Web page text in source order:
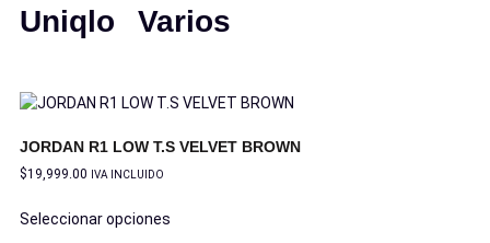
Uniqlo Varios
JORDAN R1 LOW T.S VELVET BROWN
$19,999.00 IVA INCLUIDO
Seleccionar opciones